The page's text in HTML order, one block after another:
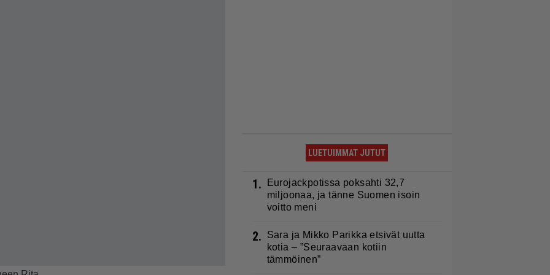
LUETUIMMAT JUTUT
1.
Eurojackpotissa poksahti 32,7
miljoonaa, ja tänne Suomen isoin
voitto meni
2.
Sara ja Mikko Parikka etsivät uutta
kotia – ”Seuraavaan kotiin
tämmöinen”